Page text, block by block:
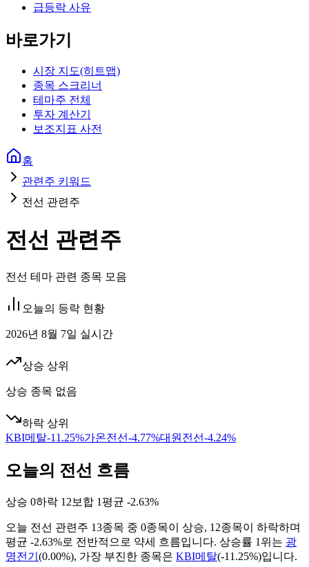
급등락 사유
바로가기
시장 지도(히트맵)
종목 스크리너
테마주 전체
투자 계산기
보조지표 사전
홈
관련주 키워드
전선 관련주
전선 관련주
전선 테마 관련 종목 모음
오늘의 등락 현황
2026년 8월 7일 실시간
상승 상위
상승 종목 없음
하락 상위
KBI메탈-11.25%가온전선-4.77%대원전선-4.24%
오늘의 전선 흐름
상승 0하락 12 보합 1평균 -2.63%
오늘 전선 관련주 13종목 중 0종목이 상승, 12종목이 하락하며
평균 -2.63%로 전반적으로 약세 흐름입니다. 상승률 1위는 광
명전기 (0.00%), 가장 부진한 종목은 KBI메탈(-11.25%)입니다.